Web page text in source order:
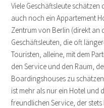
Viele Geschäftsleute
auch noch ein Appartement
Zentrum von Berlin (direkt an
Geschäftsleuten, die oft
Touristen, alleine, mit dem
den Service und den Raum,
Boardingshouses zu
ist mehr als nur ein Hotel und
freundlichen Service, der